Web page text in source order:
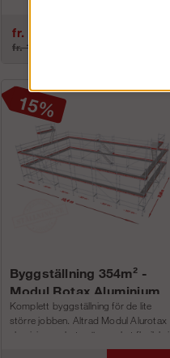
fr. 106 240 kr
fr. 124 988 kr
Byggställning 354m² -
Modul Rotax Aluminium
Komplett byggställning för de lite
större jobben. Altrad Modul Alurotax
aluminium paketen är mycket flexibla i